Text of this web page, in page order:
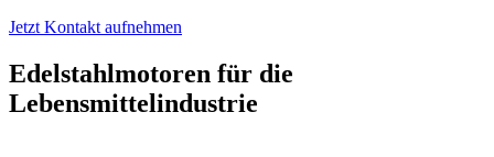
Jetzt Kontakt aufnehmen
Edelstahlmotoren für die
Lebensmittelindustrie